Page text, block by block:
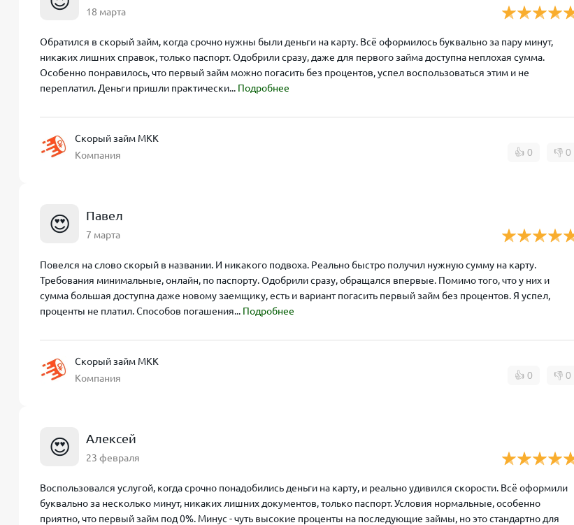
18 марта
Обратился в скорый займ, когда срочно нужны были деньги на карту. Всё оформилось буквально за пару минут,
никаких лишних справок, только паспорт. Одобрили сразу, даже для первого займа доступна неплохая сумма.
Особенно понравилось, что первый займ можно погасить без процентов, успел воспользоваться этим и не
переплатил. Деньги пришли практически... Подробнее
Скорый займ МКК
Компания
👍 0 👎 0
😍 Павел
7 марта
Повелся на слово скорый в названии. И никакого подвоха. Реально быстро получил нужную сумму на карту.
Требования минимальные, онлайн, по паспорту. Одобрили сразу, обращался впервые. Помимо того, что у них и
сумма большая доступна даже новому заемщику, есть и вариант погасить первый займ без процентов. Я успел,
проценты не платил. Способов погашения... Подробнее
Скорый займ МКК
Компания
👍 0 👎 0
😍 Алексей
23 февраля
Воспользовался услугой, когда срочно понадобились деньги на карту, и реально удивился скорости. Всё оформили
буквально за несколько минут, никаких лишних документов, только паспорт. Условия нормальные, особенно
приятно, что первый займ под 0%. Минус - чуть высокие проценты на последующие займы, но это стандартно для